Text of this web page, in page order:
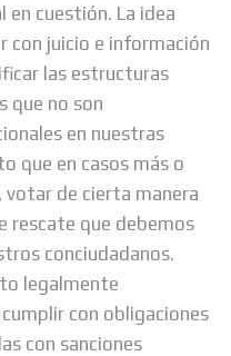
cuestión. La idea
con juicio e información
las estructuras
que no son
en nuestras
que en casos más o
de cierta manera
rescate que debemos
conciudadanos.
legalmente
con obligaciones
con sanciones